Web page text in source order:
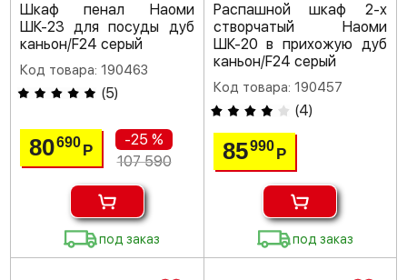
Шкаф пенал Наоми
ШК-23 для посуды дуб
каньон/F24 серый
Код товара: 190463
(5)
80690Р
-25 %
107 590
под заказ
Распашной шкаф 2-х
створчатый Наоми
ШК-20 в прихожую дуб
каньон/F24 серый
Код товара: 190457
(4)
85990 Р
под заказ